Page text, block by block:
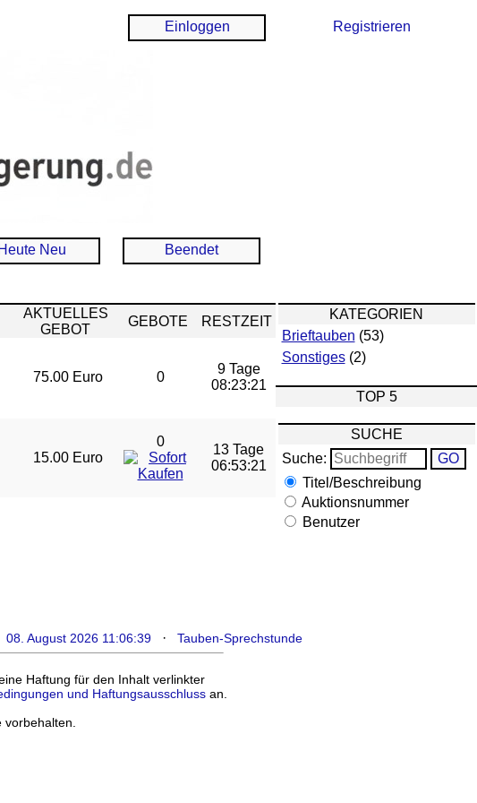
Einloggen Registrieren
Heute Neu Beendet
AKTUELLES
GEBOT
GEBOTE RESTZEIT
75.00 Euro 0
9 Tage
08:23:21
15.00 Euro
0
13 Tage
06:53:21
KATEGORIEN
Brieftauben (53)
Sonstiges (2)
TOP 5
SUCHE
Suche:
Titel/Beschreibung
Auktionsnummer
Benutzer
08. August 2026 11:06:39 · Tauben-Sprechstunde
Haftung für den Inhalt verlinkter
und Haftungsausschlussan.